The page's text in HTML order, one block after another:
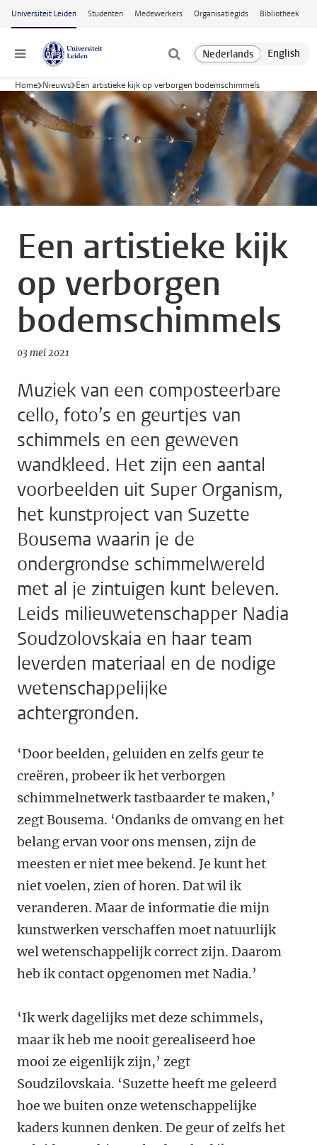
Ga naar hoofdinhoud
Universiteit Leiden Studenten Medewerkers Organisatiegids Bibliotheek
Menu
Home Nieuws Een artistieke kijk op verborgen bodemschimmels
Een artistieke kijk
op verborgen
bodemschimmels
03 mei 2021
Muziek van een composteerbare
cello, foto’s en geurtjes van
schimmels en een geweven
wandkleed. Het zijn een aantal
voorbeelden uit Super Organism,
het kunstproject van Suzette
Bousema waarin je de
ondergrondse schimmelwereld
met al je zintuigen kunt beleven.
Leids milieuwetenschapper Nadia
Soudzolovskaia en haar team
leverden materiaal en de nodige
wetenschappelijke
achtergronden.
‘Door beelden, geluiden en zelfs geur te
creëren, probeer ik het verborgen
schimmelnetwerk tastbaarder te maken,’
zegt Bousema. ‘Ondanks de omvang en het
belang ervan voor ons mensen, zijn de
meesten er niet mee bekend. Je kunt het
niet voelen, zien of horen. Dat wil ik
veranderen. Maar de informatie die mijn
kunstwerken verschaffen moet natuurlijk
wel wetenschappelijk correct zijn. Daarom
heb ik contact opgenomen met Nadia.’
‘Ik werk dagelijks met deze schimmels,
maar ik heb me nooit gerealiseerd hoe
mooi ze eigenlijk zijn,’ zegt
Soudzilovskaia. ‘Suzette heeft me geleerd
hoe we buiten onze wetenschappelijke
kaders kunnen denken. De geur of zelfs het